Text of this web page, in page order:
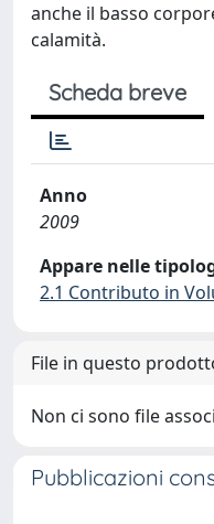
anche il basso
calamità.
Scheda breve
Anno
2009
Appare nelle
2.1 Contributo in
File in questo
Non ci sono file
Pubblicazioni